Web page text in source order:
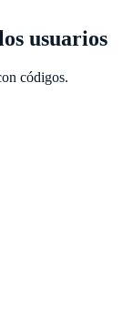
usuarios
códigos.